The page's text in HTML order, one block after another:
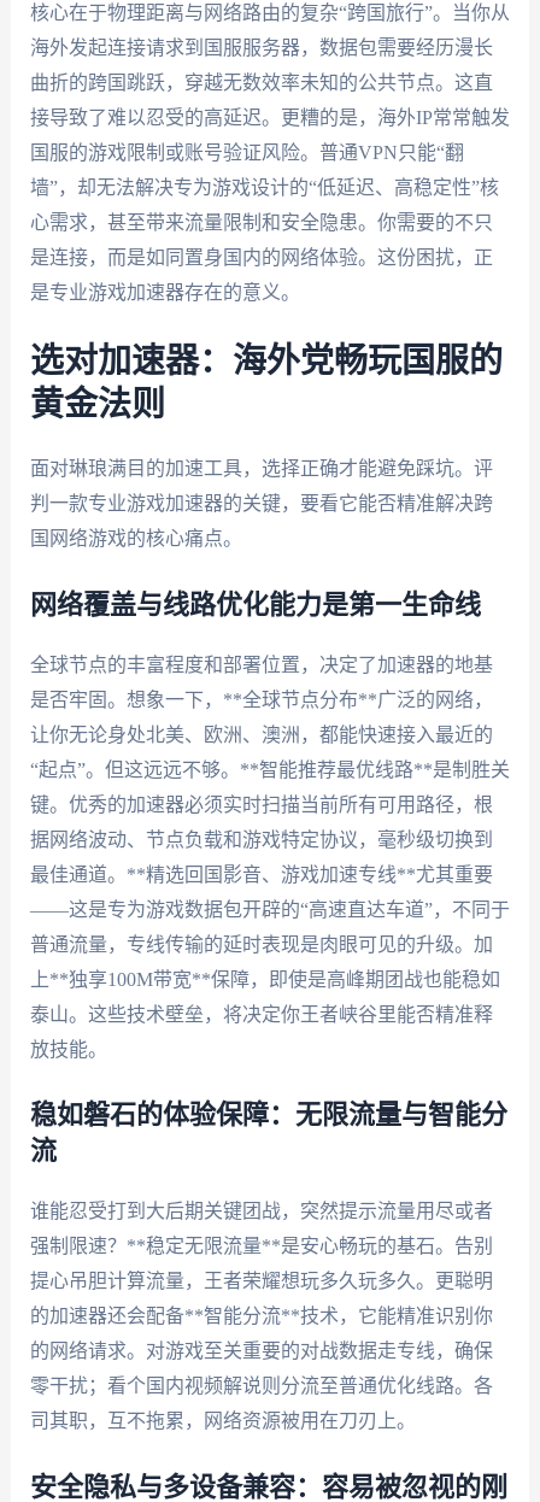
核心在于物理距离与网络路由的复杂“跨国旅行”。当你从
海外发起连接请求到国服服务器，数据包需要经历漫长
曲折的跨国跳跃，穿越无数效率未知的公共节点。这直
接导致了难以忍受的高延迟。更糟的是，海外IP常常触发
国服的游戏限制或账号验证风险。普通VPN只能“翻
墙”，却无法解决专为游戏设计的“低延迟、高稳定性”核
心需求，甚至带来流量限制和安全隐患。你需要的不只
是连接，而是如同置身国内的网络体验。这份困扰，正
是专业游戏加速器存在的意义。
选对加速器：海外党畅玩国服的
黄金法则
面对琳琅满目的加速工具，选择正确才能避免踩坑。评
判一款专业游戏加速器的关键，要看它能否精准解决跨
国网络游戏的核心痛点。
网络覆盖与线路优化能力是第一生命线
全球节点的丰富程度和部署位置，决定了加速器的地基
是否牢固。想象一下，**全球节点分布**广泛的网络，
让你无论身处北美、欧洲、澳洲，都能快速接入最近的
“起点”。但这远远不够。**智能推荐最优线路**是制胜关
键。优秀的加速器必须实时扫描当前所有可用路径，根
据网络波动、节点负载和游戏特定协议，毫秒级切换到
最佳通道。**精选回国影音、游戏加速专线**尤其重要
——这是专为游戏数据包开辟的“高速直达车道”，不同于
普通流量，专线传输的延时表现是肉眼可见的升级。加
上**独享100M带宽**保障，即使是高峰期团战也能稳如
泰山。这些技术壁垒，将决定你王者峡谷里能否精准释
放技能。
稳如磐石的体验保障：无限流量与智能分
流
谁能忍受打到大后期关键团战，突然提示流量用尽或者
强制限速？**稳定无限流量**是安心畅玩的基石。告别
提心吊胆计算流量，王者荣耀想玩多久玩多久。更聪明
的加速器还会配备**智能分流**技术，它能精准识别你
的网络请求。对游戏至关重要的对战数据走专线，确保
零干扰；看个国内视频解说则分流至普通优化线路。各
司其职，互不拖累，网络资源被用在刀刃上。
安全隐私与多设备兼容：容易被忽视的刚